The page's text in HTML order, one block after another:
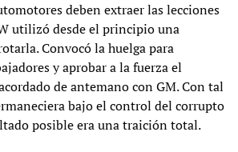
deben extraer las lecciones
utilizó desde el principio una
Convocó la huelga para
y aprobar a la fuerza el
de antemano con GM. Con tal
bajo el control del corrupto
posible era una traición total.